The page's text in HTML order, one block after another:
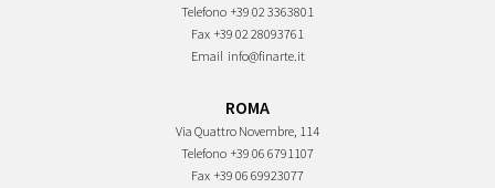
Telefono +39 02 3363801
Fax +39 02 28093761
Email info@finarte.it
ROMA
Via Quattro Novembre, 114
Telefono +39 06 6791107
Fax +39 06 69923077